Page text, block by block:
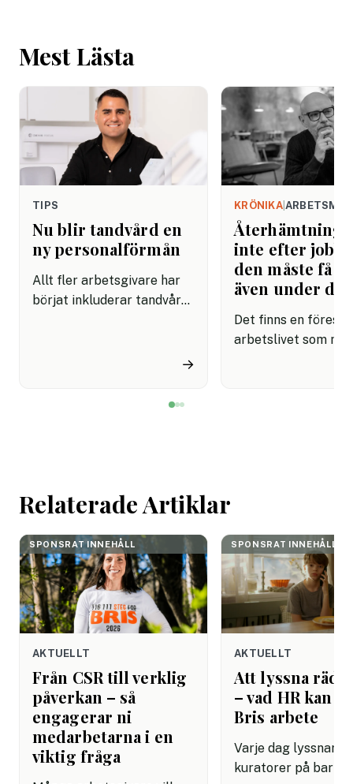
Mest Lästa
TIPS
Nu blir tandvård en
ny personalförmån
Allt fler arbetsgivare har
börjat inkluderar tandvård i
miljon svenskar uppger att
→
KRÖNIKA|
Återhämtning
inte efter
den måste få
även under
Det finns en
arbetslivet som
Relaterade Artiklar
SPONSRAT INNEHÅLL
AKTUELLT
Från CSR till verklig
påverkan – så
engagerar ni
medarbetarna i en
viktig fråga
SPONSRAT INNEHÅLL
AKTUELLT
Att lyssna
– vad HR kan
Bris arbete
Varje dag lyssnar
kuratorer på barn